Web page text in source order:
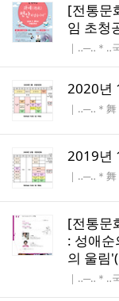
[전통문
임 초청
게시판명
｜‥─‥＊‥
2020년
게시판명
｜‥─‥＊
2019년
게시판명
｜‥─‥＊
[전통문
: 성애
의 울림
게시판명
｜‥─‥＊‥